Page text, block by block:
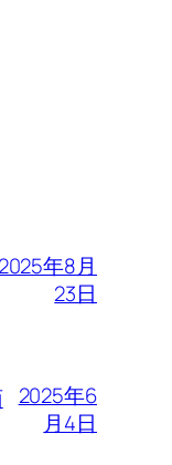
2025年8月
23日
2025年6
月4日